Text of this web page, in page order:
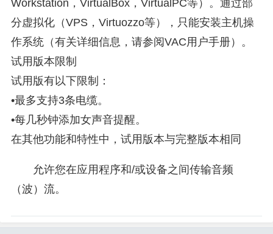
Workstation，VirtualBox，VirtualPC等）。通过部
分虚拟化（VPS，Virtuozzo等），只能安装主机操
作系统（有关详细信息，请参阅VAC用户手册）。
试用版本限制
试用版有以下限制：
•最多支持3条电缆。
•每几秒钟添加女声音提醒。
在其他功能和特性中，试用版本与完整版本相同
允许您在应用程序和/或设备之间传输音频
（波）流。